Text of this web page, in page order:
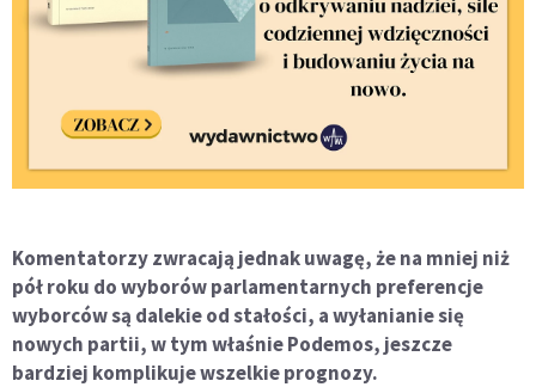
Komentatorzy zwracają jednak uwagę, że na mniej niż
pół roku do wyborów parlamentarnych preferencje
wyborców są dalekie od stałości, a wyłanianie się
nowych partii, w tym właśnie Podemos, jeszcze
bardziej komplikuje wszelkie prognozy.